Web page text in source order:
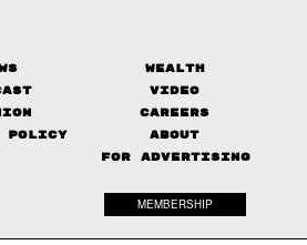
Wealth
Video
Careers
Policy
About
FOR ADVERTISING
MEMBERSHIP